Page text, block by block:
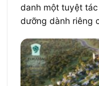
danh một tuyệt
dưỡng dành riêng